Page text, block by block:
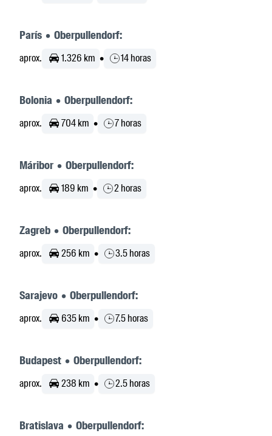
París • Oberpullendorf:
aprox. 1.326 km • 14 horas
Bolonia • Oberpullendorf:
aprox. 704 km • 7 horas
Máribor • Oberpullendorf:
aprox. 189 km • 2 horas
Zagreb • Oberpullendorf:
aprox. 256 km • 3.5 horas
Sarajevo • Oberpullendorf:
aprox. 635 km • 7.5 horas
Budapest • Oberpullendorf:
aprox. 238 km • 2.5 horas
Bratislava • Oberpullendorf: